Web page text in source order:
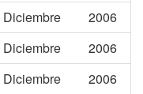
Diciembre
2006
Diciembre
2006
Diciembre 2006